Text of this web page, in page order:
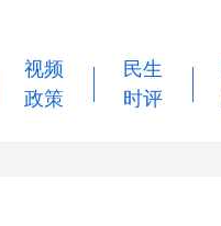
视频
政策
民生
时评